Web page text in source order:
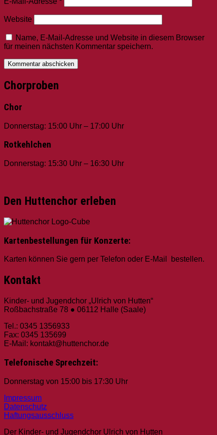
Website
Name, E-Mail-Adresse und Website in diesem Browser
für meinen nächsten Kommentar speichern.
Chorproben
Chor
Donnerstag: 15:00 Uhr – 17:00 Uhr
Rotkehlchen
Donnerstag: 15:30 Uhr – 16:30 Uhr
Den Huttenchor erleben
Kartenbestellungen für Konzerte:
Karten können Sie gern per Telefon oder E-Mail bestellen.
Kontakt
Kinder- und Jugendchor „Ulrich von Hutten“
Roßbachstraße 78 ● 06112 Halle (Saale)
Tel.: 0345 1356933
Fax: 0345 135699
E-Mail: kontakt@huttenchor.de
Telefonische Sprechzeit:
Donnerstag von 15:00 bis 17:30 Uhr
Impressum
Datenschutz
Haftungsausschluss
Der Kinder- und Jugendchor Ulrich von Hutten